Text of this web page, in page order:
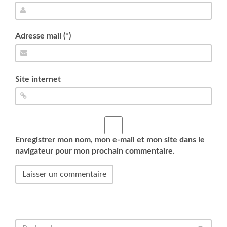
Adresse mail (*)
Site internet
Enregistrer mon nom, mon e-mail et mon site dans le
navigateur pour mon prochain commentaire.